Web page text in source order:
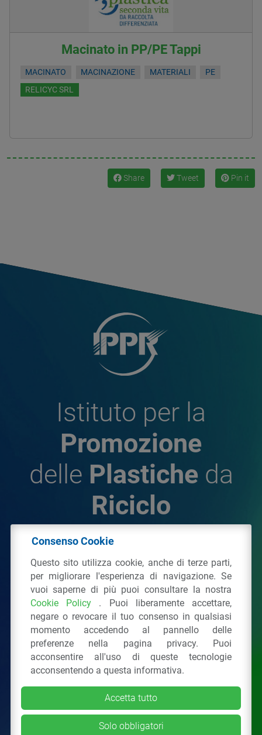
Macinato in PP/PE Tappi
MACINATO MACINAZIONE MATERIALI
PE
RELICYC SRL
Share Tweet Pin it
Istituto per la
Promozione
delle Plastiche da
Riciclo
Plastiche da Riciclo
C.F. 97381090154
Via San Vittore 36 20123Milano (MI)
Tel.: 02 43928225.
Tutti i diritti riservati Privacy Policy &Cookie
Consenso Cookie
Questo sito utilizza cookie, anche di terze parti,
per migliorare l'esperienza di navigazione. Se
vuoi saperne di più puoi consultare la nostra
Cookie Policy . Puoi liberamente accettare,
negare o revocare il tuo consenso in qualsiasi
momento accedendo al pannello delle
preferenze nella pagina privacy. Puoi
acconsentire all'uso di queste tecnologie
acconsentendo a questa informativa.
Accetta tutto
Solo obbligatori